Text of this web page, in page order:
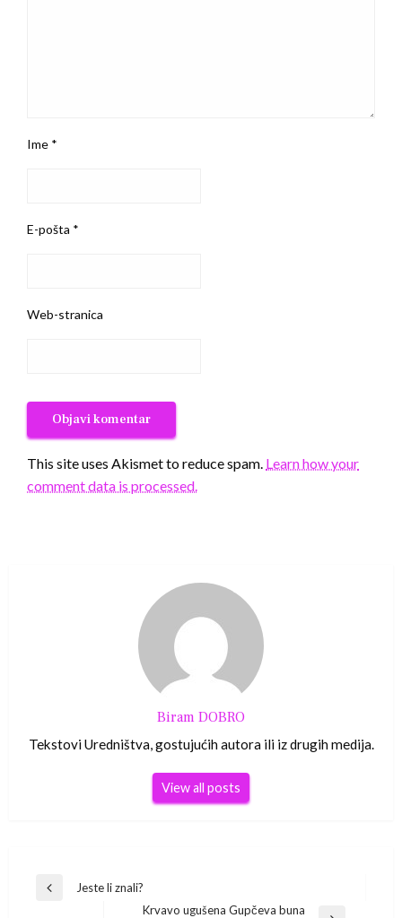
Ime *
E-pošta *
Web-stranica
This site uses Akismet to reduce spam. Learn how your
comment data is processed.
Biram DOBRO
Tekstovi Uredništva, gostujućih autora ili iz drugih medija.
View all posts
Navigacija
Previous
Jeste li znali?
Krvavo ugušena Gupčeva buna